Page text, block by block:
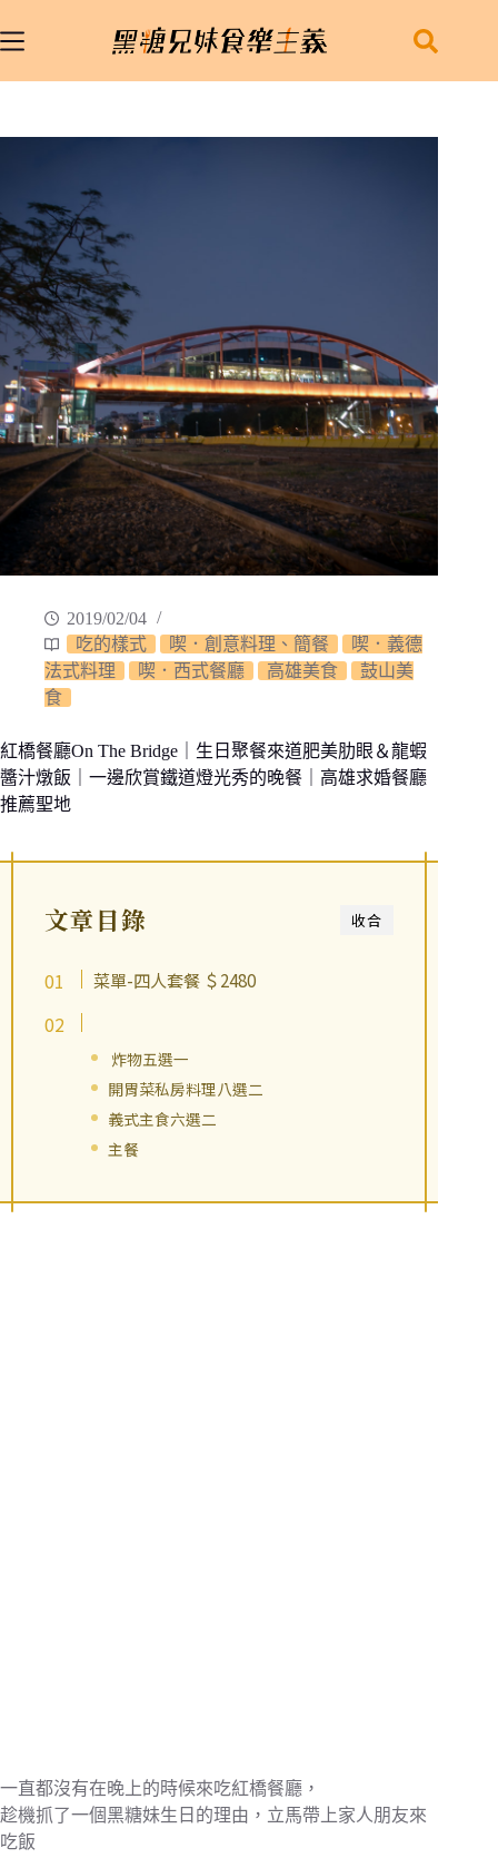
至
2019/02/04
吃的樣式
喫．創意料理、簡餐
喫．義德
法式料理
喫．西式餐廳 高雄美食
鼓山美
食
紅橋餐廳On The Bridge｜生日聚餐來道肥美肋眼＆龍蝦
醬汁燉飯｜一邊欣賞鐵道燈光秀的晚餐｜高雄求婚餐廳
推薦聖地
收合
文章目錄
菜單-四人套餐 ＄2480
炸物五選一
開胃菜私房料理八選二
義式主食六選二
主餐
一直都沒有在晚上的時候來吃紅橋餐廳，
趁機抓了一個黑糖妹生日的理由，立馬帶上家人朋友來
吃飯